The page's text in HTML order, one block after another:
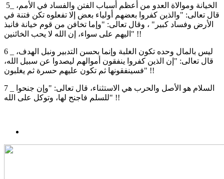
5_ الخيانة وموالاة العدو من أعظم أسباب الفتن والفساد في الأمم،
قال تعالى: "والذين كفروا بعضهم أولياء بعض إلا تفعلوه تكن فتنة في
الأرض وفساد كبير" ، وقال تعالى: "وإما تخافن من قوم خيانة فانبذ
اليهم على سواء، إن الله لا يحب الخائنين" !!
6 _ ليس بالمال وحده تكون الغلبة وإنما بحسن التدبير ونبل الهدف،
قال تعالى: "إن الذين كفروا ينفقون أموالهم ليصدوا عن سبيل الله،
فسينفقونها ثم تكون عليهم حسرة ثم يغلبون" !!
7 _ السلام هو الأصل والحرب هي الاستثناء، قال تعالى: "وإن جنحوا
للسلم فاجنح لها، وتوكل على الله" !!